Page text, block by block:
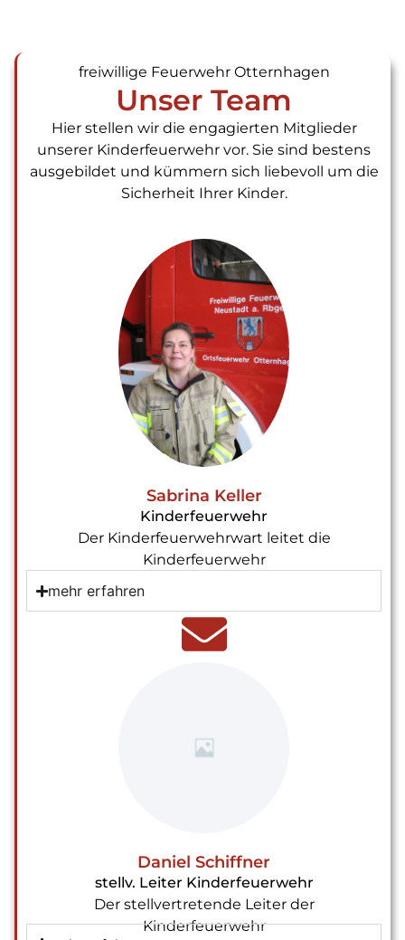
freiwillige Feuerwehr Otternhagen
Unser Team
Hier stellen wir die engagierten Mitglieder
unserer Kinderfeuerwehr vor. Sie sind bestens
ausgebildet und kümmern sich liebevoll um die
Sicherheit Ihrer Kinder.
Sabrina Keller
Kinderfeuerwehr
Der Kinderfeuerwehrwart leitet die
Kinderfeuerwehr
mehr erfahren
Daniel Schiffner
stellv. Leiter Kinderfeuerwehr
Der stellvertretende Leiter der
Kinderfeuerwehr